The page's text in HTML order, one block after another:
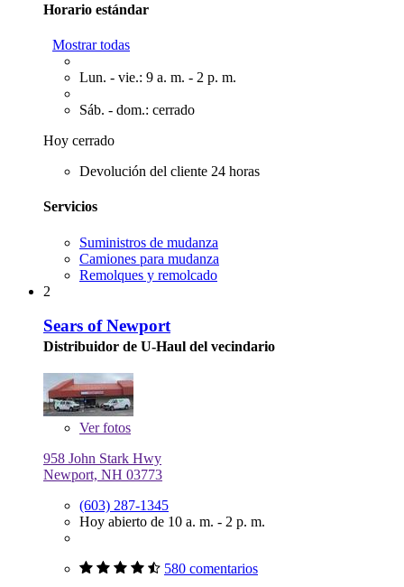
Horario estándar
Mostrar todas
Lun. - vie.: 9 a. m. - 2 p. m.
Sáb. - dom.: cerrado
Hoy cerrado
Devolución del cliente 24 horas
Servicios
Suministros de mudanza
Camiones para mudanza
Remolques y remolcado
2
Sears of Newport
Distribuidor de U-Haul del vecindario
Verfotos
958 John Stark Hwy
Newport, NH 03773
(603) 287-1345
Hoy abierto de 10 a. m. - 2 p. m.
580 comentarios